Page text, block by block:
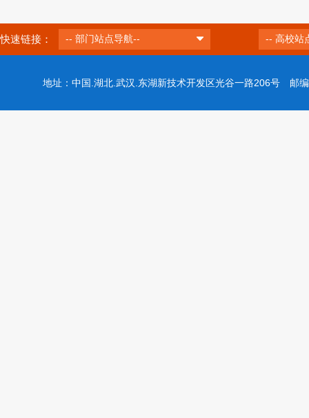
快速链接： -- 部门站点导航-- -- 高校站
地址：中国.湖北.武汉.东湖新技术开发区光谷一路206号